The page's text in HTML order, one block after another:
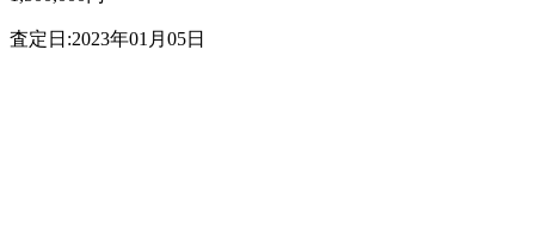
査定日:2023年01月05日